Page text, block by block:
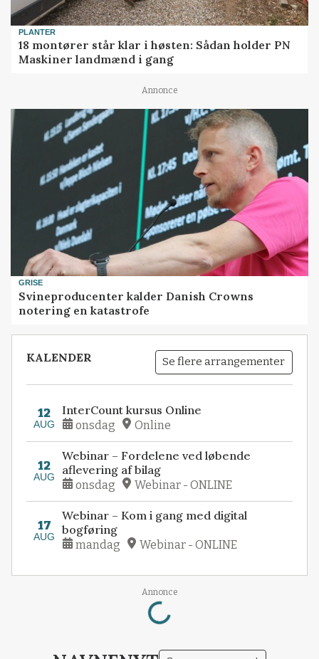
PLANTER
18 montører står klar i høsten: Sådan holder PN
Maskiner landmænd i gang
Annonce
GRISE
Svineproducenter kalder Danish Crowns
notering en katastrofe
KALENDER Se flere arrangementer
12
AUG
InterCount kursus Online
onsdag Online
12
AUG
Webinar – Fordelene ved løbende
aflevering af bilag
onsdag Webinar - ONLINE
17
AUG
Webinar – Kom i gang med digital
bogføring
mandag Webinar - ONLINE
Annonce
Loading...